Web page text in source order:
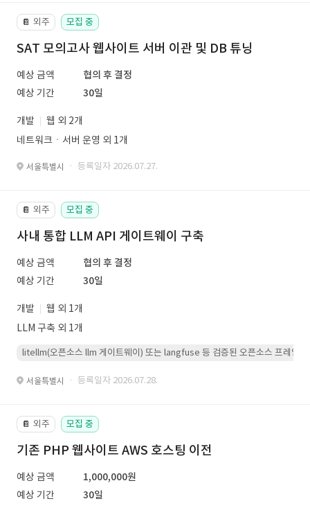
📔 외주 모집 중
SAT 모의고사 웹사이트 서버 이관 및 DB 튜닝
예상 금액
협의 후 결정
예상 기간
30일
개발
웹 외 2개
네트워크ㆍ서버 운영 외 1개
서울특별시 · 등록일자 2026.07.27.
📔 외주 모집 중
사내 통합 LLM API 게이트웨이 구축
예상 금액
협의 후 결정
예상 기간
30일
개발
웹 외 1개
LLM 구축 외 1개
litellm(오픈소스 llm 게이트웨이) 또는 langfuse 등 검증된 오픈소스 프레임워
서울특별시 · 등록일자 2026.07.28.
📔 외주 모집 중
기존 PHP 웹사이트 AWS 호스팅 이전
예상 금액
1,000,000원
예상 기간
30일